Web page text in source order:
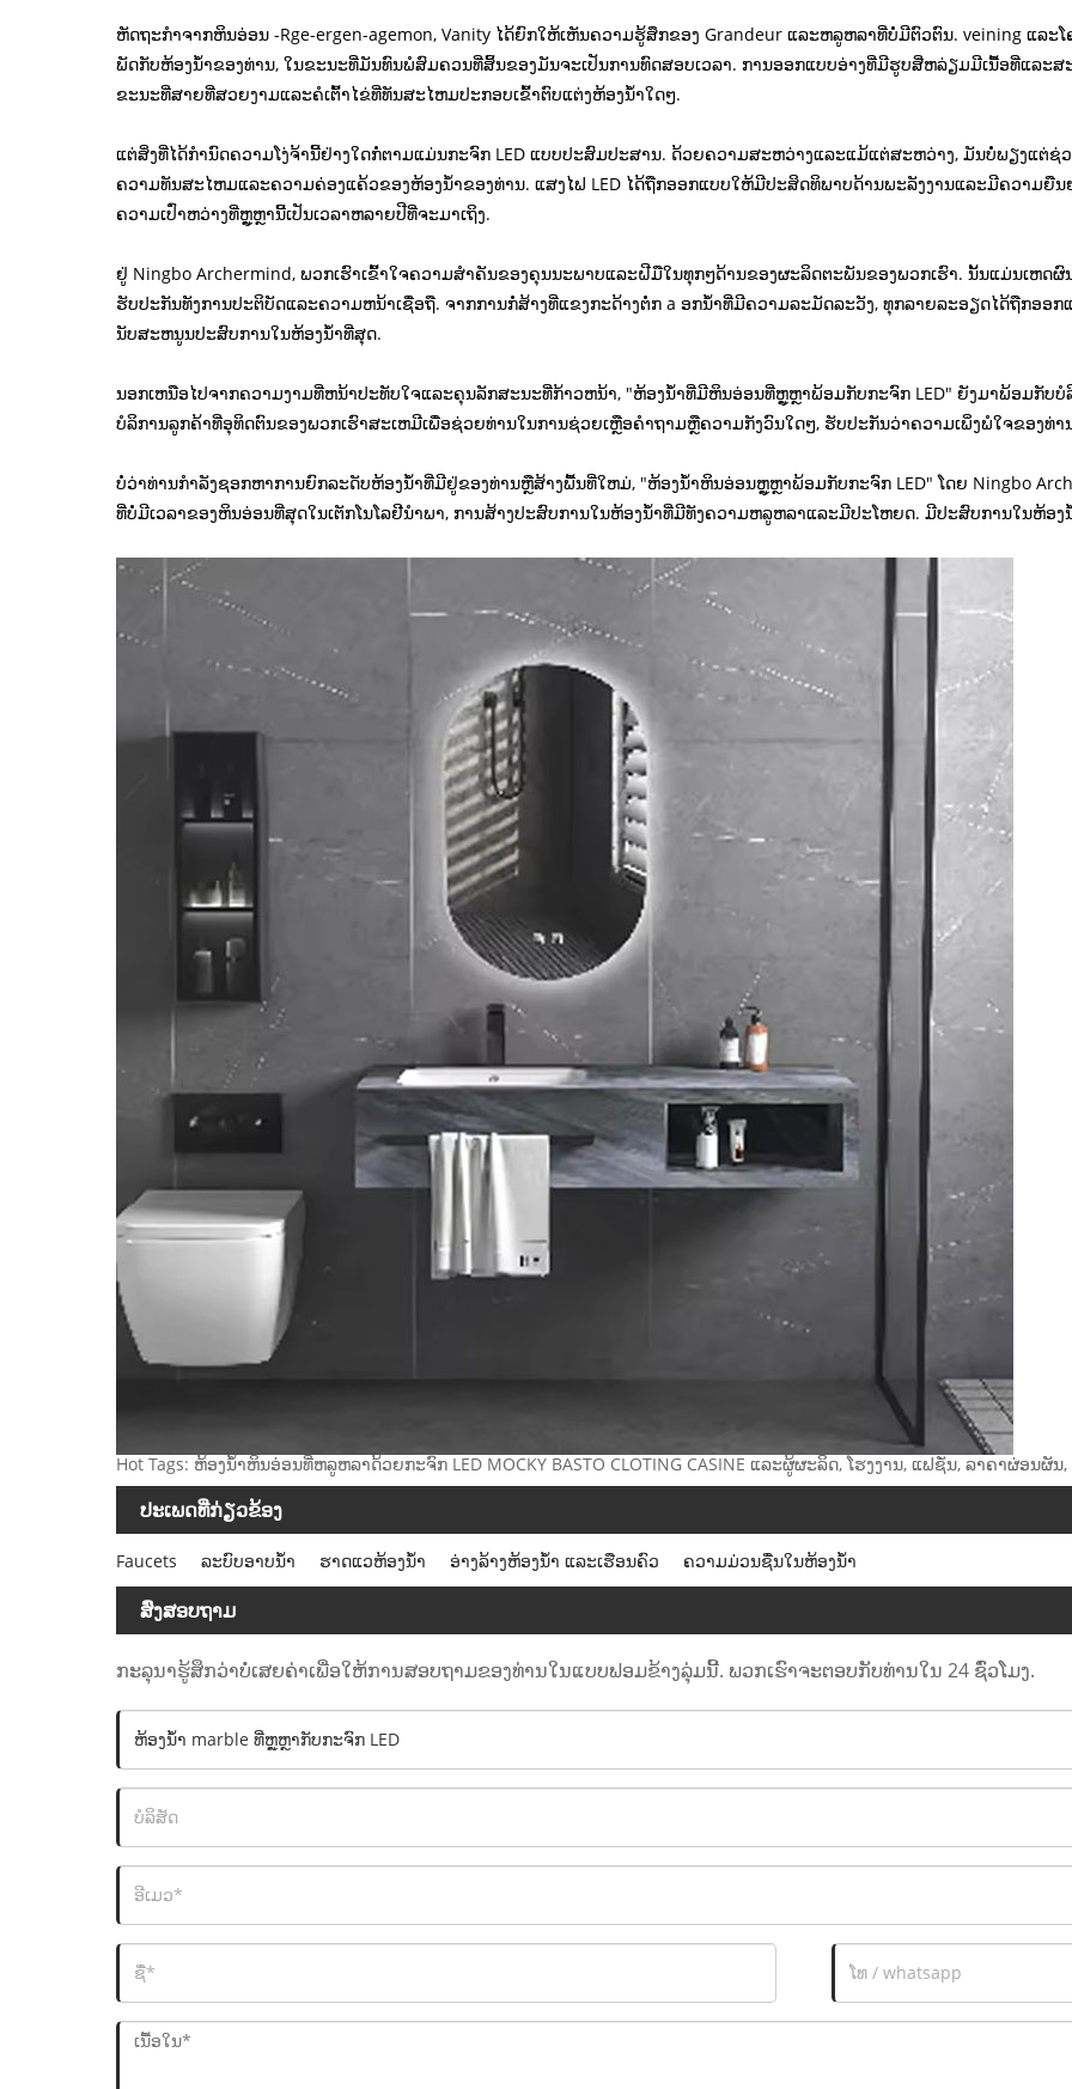
ຫັດຖະກໍາຈາກຫິນອ່ອນ -Rge-ergen-agemon, Vanity ໄດ້ຍົກໃຫ້ເຫັນຄວາມຮູ້ສຶກຂອງ Grandeur ແລະຫລູຫລາທີ່ບໍ່ມີຕົວຕົນ. veining ແລະ
ພັດກັບຫ້ອງນ້ໍາຂອງທ່ານ, ໃນຂະນະທີ່ມັນທົນພໍສົມຄວນທີ່ສິ້ນຂອງມັນຈະເປັນການທົດສອບເວລາ. ການອອກແບບອ່າງທີ່ມີຮູບສີ່ຫລ່ຽມມີເນື້ອທີ່ແລະ
ຂະນະທີ່ສາຍທີ່ສວຍງາມແລະຄໍເຕົ້າໄຂ່ທີ່ທັນສະໄຫມປະກອບເຂົ້າຕົບແຕ່ງຫ້ອງນ້ໍາໃດໆ.
ແຕ່ສິ່ງທີ່ໄດ້ກໍານົດຄວາມໂງ່ຈ້ານີ້ຢ່າງໃດກໍ່ຕາມແມ່ນກະຈົກ LED ແບບປະສົມປະສານ. ດ້ວຍຄວາມສະຫວ່າງແລະແມ້ແຕ່ສະຫວ່າງ, ມັນບໍ່ພຽງແຕ່
ຄວາມທັນສະໄຫມແລະຄວາມຄ່ອງແຄ້ວຂອງຫ້ອງນ້ໍາຂອງທ່ານ. ແສງໄຟ LED ໄດ້ຖືກອອກແບບໃຫ້ມີປະສິດທິພາບດ້ານພະລັງງານແລະມີຄວາມຍື
ຄວາມເປົ່າຫວ່າງທີ່ຫຼູຫຼານີ້ເປັນເວລາຫລາຍປີທີ່ຈະມາເຖິງ.
ຢູ່ Ningbo Archermind, ພວກເຮົາເຂົ້າໃຈຄວາມສໍາຄັນຂອງຄຸນນະພາບແລະຝີມືໃນທຸກໆດ້ານຂອງຜະລິດຕະພັນຂອງພວກເຮົາ. ນັ້ນແມ່ນເຫດ
ຮັບປະກັນທັງການປະຕິບັດແລະຄວາມຫນ້າເຊື່ອຖື. ຈາກການກໍ່ສ້າງທີ່ແຂງກະດ້າງຕໍ່ກ a ອກນ້ໍາທີ່ມີຄວາມລະມັດລະວັງ, ທຸກລາຍລະອຽດໄດ້ຖືກອອ
ນັບສະຫນູນປະສົບການໃນຫ້ອງນ້ໍາທີ່ສຸດ.
ນອກເຫນືອໄປຈາກຄວາມງາມທີ່ຫນ້າປະທັບໃຈແລະຄຸນລັກສະນະທີ່ກ້າວຫນ້າ, "ຫ້ອງນ້ໍາທີ່ມີຫິນອ່ອນທີ່ຫຼູຫຼາພ້ອມກັບກະຈົກ LED" ຍັງມາພ້ອມກັບ
ບໍລິການລູກຄ້າທີ່ອຸທິດຕົນຂອງພວກເຮົາສະເຫມີເພື່ອຊ່ວຍທ່ານໃນການຊ່ວຍເຫຼືອຄໍາຖາມຫຼືຄວາມກັງວົນໃດໆ, ຮັບປະກັນວ່າຄວາມເພິ່ງພໍໃຈຂອງທ່
ບໍ່ວ່າທ່ານກໍາລັງຊອກຫາການຍົກລະດັບຫ້ອງນ້ໍາທີ່ມີຢູ່ຂອງທ່ານຫຼືສ້າງພື້ນທີ່ໃຫມ່, "ຫ້ອງນ້ໍາຫິນອ່ອນຫຼູຫຼາພ້ອມກັບກະຈົກ LED" ໂດຍ Ningbo
ທີ່ບໍ່ມີເວລາຂອງຫິນອ່ອນທີ່ສຸດໃນເຕັກໂນໂລຢີນໍາພາ, ການສ້າງປະສົບການໃນຫ້ອງນ້ໍາທີ່ມີທັງຄວາມຫລູຫລາແລະມີປະໂຫຍດ. ມີປະສົບການໃນຫ້ອ
Hot Tags: ຫ້ອງນ້ໍາຫິນອ່ອນທີ່ຫລູຫລາດ້ວຍກະຈົກ LED MOCKY BASTO CLOTING CASINE ແລະຜູ້ຜະລິດ, ໂຮງງານ, ແຟຊັ່ນ, ລາຄາຜ່ອນຜັ
ປະເພດທີ່ກ່ຽວຂ້ອງ
Faucets ລະບົບອາບນໍ້າ ຮາດແວຫ້ອງນ້ຳ ອ່າງລ້າງຫ້ອງນ້ຳ ແລະເຮືອນຄົວ ຄວາມມ່ວນຊື່ນໃນຫ້ອງນ້ໍາ
ສົ່ງສອບຖາມ
ກະລຸນາຮູ້ສຶກວ່າບໍ່ເສຍຄ່າເພື່ອໃຫ້ການສອບຖາມຂອງທ່ານໃນແບບຟອມຂ້າງລຸ່ມນີ້. ພວກເຮົາຈະຕອບກັບທ່ານໃນ 24 ຊົ່ວໂມງ.